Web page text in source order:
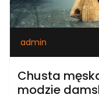
admin
Chusta
modzie